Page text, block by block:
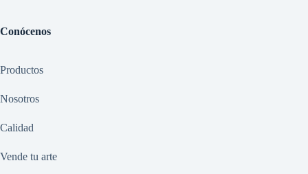
Conócenos
Productos
Nosotros
Calidad
Vende tu arte